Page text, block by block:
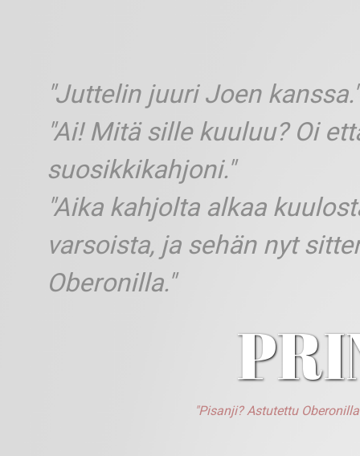
"Juttelin juuri Joen kanssa."
"Ai! Mitä sille kuuluu? Oi
suosikkikahjoni."
"Aika kahjolta alkaa
varsoista, ja sehän nyt
Oberonilla."
"Pisanji? Astutettu